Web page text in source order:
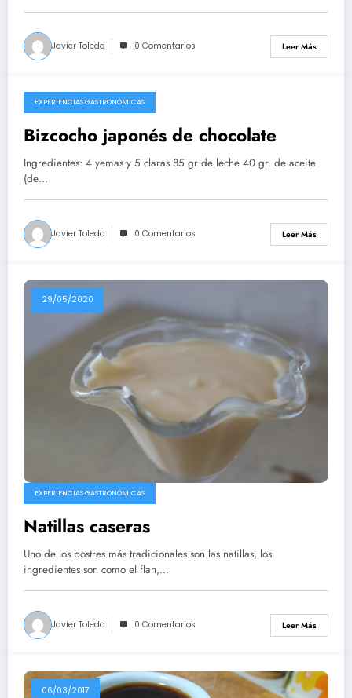
Javier Toledo 0 Comentarios Leer Más
10/08/2020
EXPERIENCIAS GASTRONÓMICAS
Bizcocho japonés de chocolate
Ingredientes: 4 yemas y 5 claras 85 gr de leche 40 gr. de aceite
(de…
Javier Toledo 0 Comentarios Leer Más
29/05/2020
EXPERIENCIAS GASTRONÓMICAS
Natillas caseras
Uno de los postres más tradicionales son las natillas, los
ingredientes son como el flan,…
Javier Toledo 0 Comentarios Leer Más
06/03/2017